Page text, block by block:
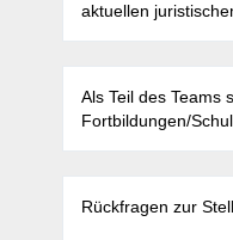
aktuellen
Als Teil des Teams
Fortbildungen/
Rückfragen zur